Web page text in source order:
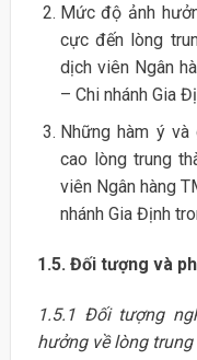
Mức độ ảnh
cực đến lòng
dịch viên Ngân
– Chi nhánh Gia
Những hàm ý
cao lòng trung
viên Ngân hàng
nhánh Gia Định
1.5. Đối tượng và
1.5.1 Đối tượng
hưởng về lòng